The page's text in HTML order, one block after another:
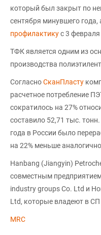
который был закрыт по
сентября минувшего
профилактикус 3 февраля
ТФК является одним из
производства
СогласноСканПласту
расчетное потребление
сократилось на 27%
составило 52,71 тыс.
года в России было
на 22% меньше
Hanbang (Jiangyin)
совместным
industry groups Co. Ltd и
Ltd, которые владеют в СП
MRC